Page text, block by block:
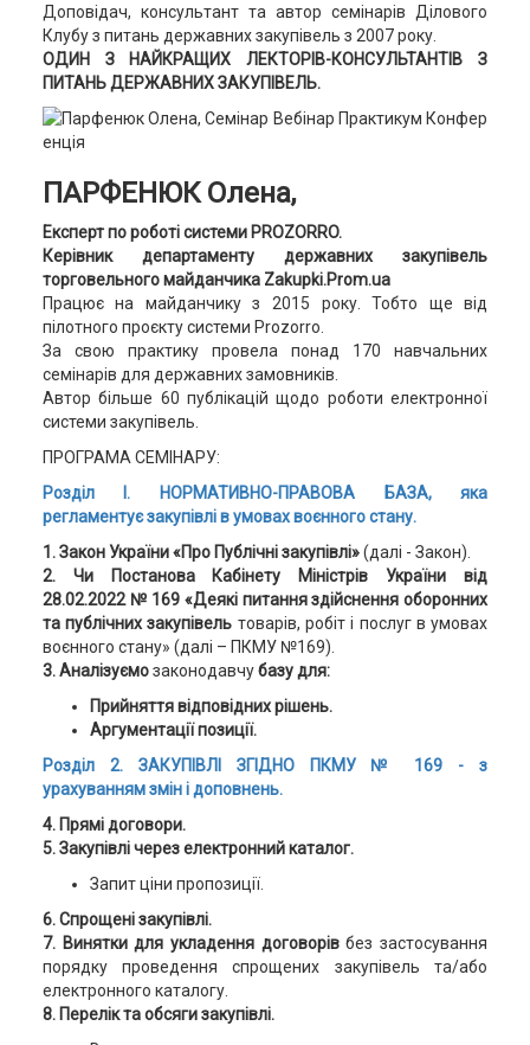
Доповідач, консультант та автор семінарів Ділового
Клубу з питань державних закупівель з 2007 року.
ОДИН З НАЙКРАЩИХ ЛЕКТОРІВ-КОНСУЛЬТАНТІВ З
ПИТАНЬ ДЕРЖАВНИХ ЗАКУПІВЕЛЬ.
ПАРФЕНЮК Олена,
Експерт по роботі системи PROZORRO.
Керівник департаменту державних закупівель
торговельного майданчика Zakupki.Prom.ua
Працює на майданчику з 2015 року. Тобто ще від
пілотного проєкту системи Prozorro.
За свою практику провела понад 170 навчальних
семінарів для державних замовників.
Автор більше 60 публікацій щодо роботи електронної
системи закупівель.
ПРОГРАМА СЕМІНАРУ:
Розділ І. НОРМАТИВНО-ПРАВОВА БАЗА, яка
регламентує закупівлі в умовах воєнного стану.
1. Закон України «Про Публічні закупівлі»(далі - Закон).
2. Чи Постанова Кабінету Міністрів України від
28.02.2022 № 169 «Деякі питання здійснення оборонних
та публічних закупівель товарів, робіт і послуг в умовах
воєнного стану» (далі – ПКМУ №169).
3. Аналізуємозаконодавчубазу для:
Прийняття відповідних рішень.
Аргументації позиції.
Розділ 2. ЗАКУПІВЛІ ЗГІДНО ПКМУ № 169 - з
урахуванням змін і доповнень.
4. Прямі договори.
5. Закупівлі через електронний каталог.
Запит ціни пропозиції.
6. Спрощені закупівлі.
7. Винятки для укладення договорівбез застосування
порядку проведення спрощених закупівель та/або
електронного каталогу.
8. Перелік та обсяги закупівлі.